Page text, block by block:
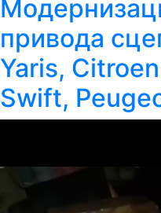
привода
Yaris,
Swift,